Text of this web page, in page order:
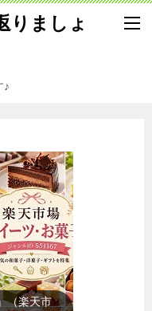
りましょ
♪
（楽天市